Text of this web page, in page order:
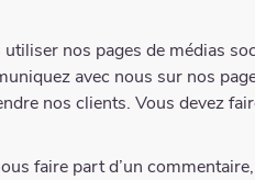
nos pages de médias
avec nous sur nos
nos clients. Vous devez
faire part d’un